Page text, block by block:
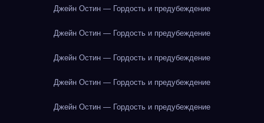
Джейн Остин — Гордость и предубеждение
Джейн Остин — Гордость и предубеждение
Джейн Остин — Гордость и предубеждение
Джейн Остин — Гордость и предубеждение
Джейн Остин — Гордость и предубеждение